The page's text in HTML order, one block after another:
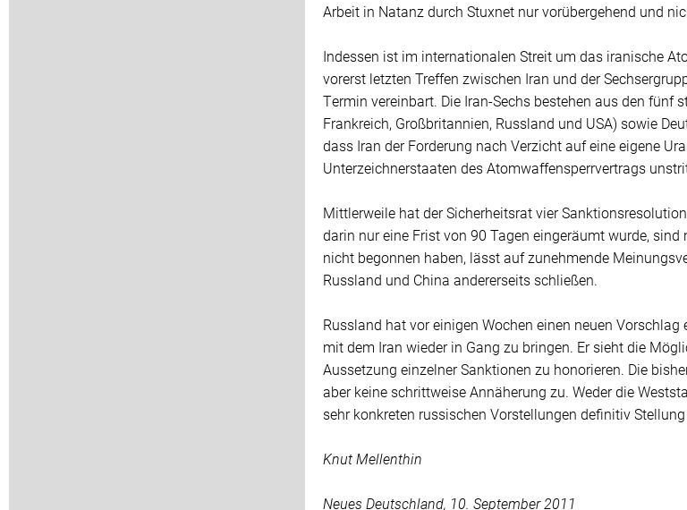
Arbeit in Natanz durch Stuxnet nur vorübergehend und
Indessen ist im internationalen Streit um das iranische
vorerst letzten Treffen zwischen Iran und der
Termin vereinbart. Die Iran-Sechs bestehen aus den fünf
Frankreich, Großbritannien, Russland und USA) sowie
dass Iran der Forderung nach Verzicht auf eine eigene
Unterzeichnerstaaten des Atomwaffensperrvertrags
Mittlerweile hat der Sicherheitsrat vier
darin nur eine Frist von 90 Tagen eingeräumt wurde,
nicht begonnen haben, lässt auf zunehmende
Russland und China andererseits schließen.
Russland hat vor einigen Wochen einen neuen
mit dem Iran wieder in Gang zu bringen. Er sieht die
Aussetzung einzelner Sanktionen zu honorieren. Die
aber keine schrittweise Annäherung zu. Weder die
sehr konkreten russischen Vorstellungen definitiv
Knut Mellenthin
Neues Deutschland, 10. September 2011